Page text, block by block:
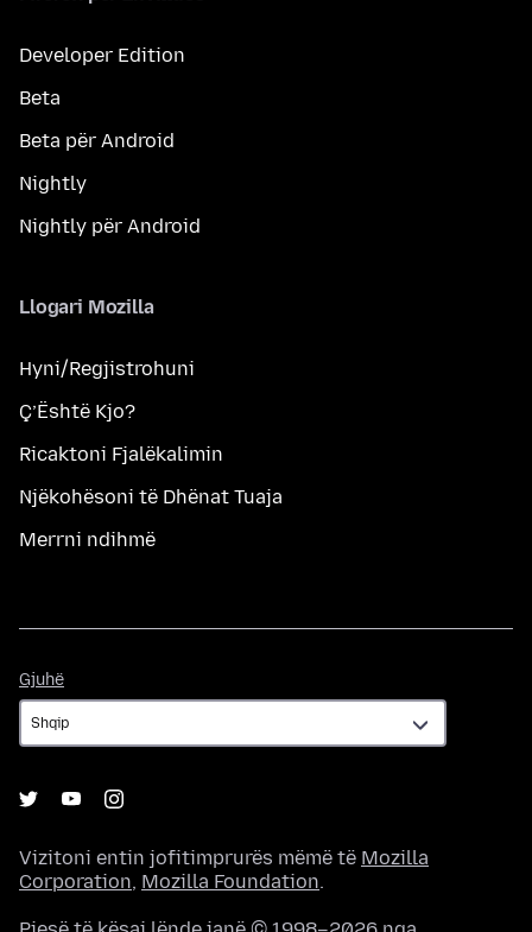
Developer Edition
Beta
Beta për Android
Nightly
Nightly për Android
Llogari Mozilla
Hyni/Regjistrohuni
Ç’Është Kjo?
Ricaktoni Fjalëkalimin
Njëkohësoni të Dhënat Tuaja
Merrni ndihmë
Gjuhë
Vizitoni entin jofitimprurës mëmë të Mozilla
Corporation, Mozilla Foundation.